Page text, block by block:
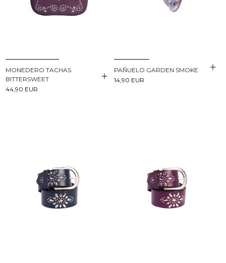
MONEDERO TACHAS
BITTERSWEET
44,90 EUR
PAÑUELO GARDEN SMOKE
14,90 EUR